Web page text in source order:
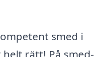
smed i
rätt! På smed-